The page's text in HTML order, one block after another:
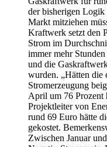
der bisherigen Logik
Markt mitziehen
Kraftwerk setzt den
Strom im
immer mehr
und die
wurden. „Hätten die
Stromerzeugung
April um 76 Prozent
Projektleiter von
rund 69 Euro hätte
gekostet.
Zwischen Januar